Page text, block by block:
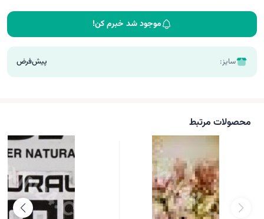
موجود شد خبرم کن!
سایز: پیش‌فرض
محصولات مرتبط